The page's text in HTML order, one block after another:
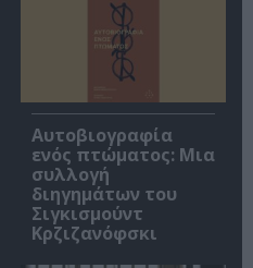
Αυτοβιογραφία
ενός πτώματος: Μια
συλλογή
διηγημάτων του
Σιγκισμούντ
Κρζιζανόφσκι